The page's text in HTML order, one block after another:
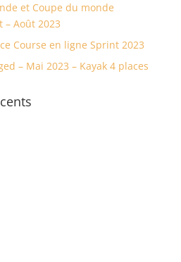
et Coupe du monde
– Août 2023
Course en ligne Sprint 2023
– Mai 2023 – Kayak 4 places